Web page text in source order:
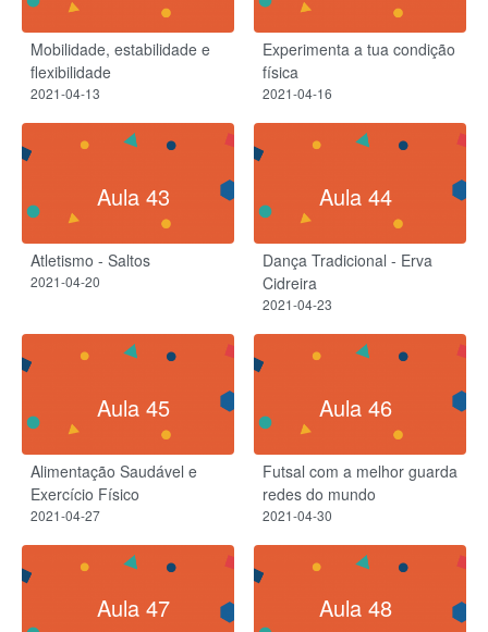
Mobilidade, estabilidade e
flexibilidade
2021-04-13
Experimenta a tua condição
física
2021-04-16
Aula 43
Atletismo - Saltos
2021-04-20
Aula 44
Dança Tradicional - Erva
Cidreira
2021-04-23
Aula 45
Alimentação Saudável e
Exercício Físico
2021-04-27
Aula 46
Futsal com a melhor guarda
redes do mundo
2021-04-30
Aula 47 Aula 48